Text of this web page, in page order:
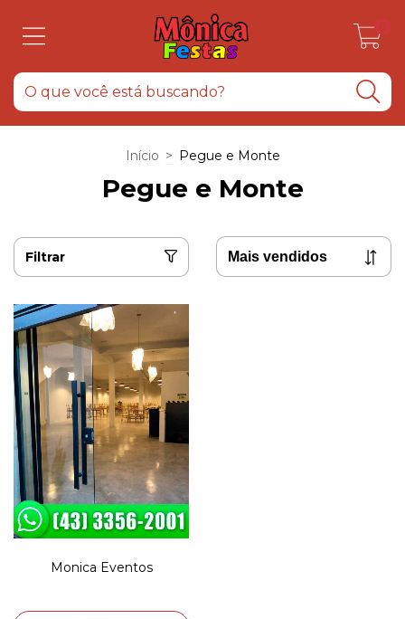
Início > Pegue e Monte
Pegue e Monte
Filtrar
Monica Eventos